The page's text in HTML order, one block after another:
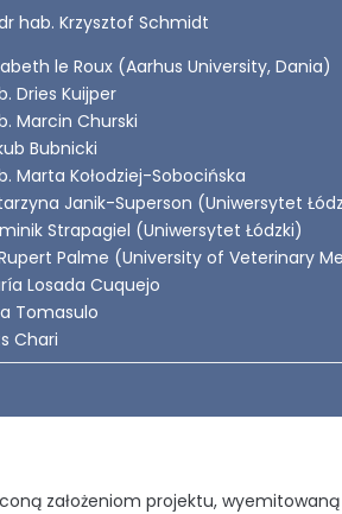
hab. Krzysztof Schmidt
le Roux (Aarhus University, Dania)
Dries Kuijper
Marcin Churski
Bubnicki
Marta Kołodziej-Sobocińska
Janik-Superson (Uniwersytet
Strapagiel (Uniwersytet Łódzki)
Palme (University of Veterinary
Losada Cuquejo
Tomasulo
Chari
założeniom projektu, wyemitowaną